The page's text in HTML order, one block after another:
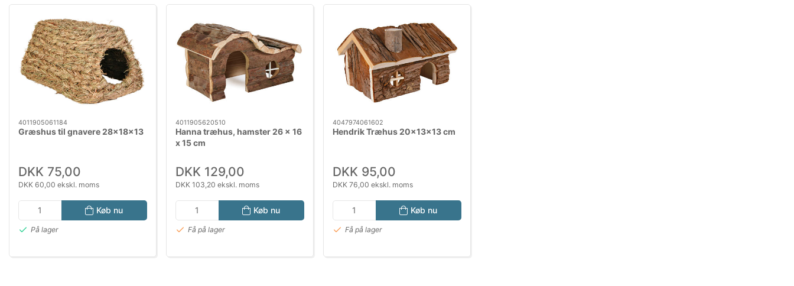
4011905061184
Græshus til gnavere 28x18x13
DKK 75,00
DKK 60,00 ekskl. moms
Køb nu
På lager
4011905620510
Hanna træhus, hamster 26 x 16
x 15 cm
DKK 129,00
DKK 103,20 ekskl. moms
Køb nu
Få på lager
4047974061602
Hendrik Træhus 20x13x13 cm
DKK 95,00
DKK 76,00 ekskl. moms
Køb nu
Få på lager